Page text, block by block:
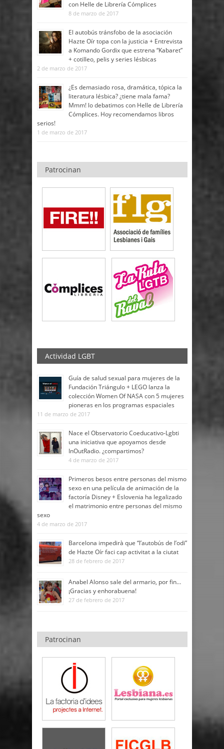
con Helle de Librería Cómplices
8 de marzo de 2017
El autobús tránsfobo de la asociación
Hazte Oír topa con la justicia + Entrevista
a Komando Gordix que estrena “Kabaret”
+ cotilleo, pelis y series lésbicas
2 de marzo de 2017
¿Es demasiado rosa, dramática, tópica la
literatura lésbica? ¿tiene mala fama?
Mmm! lo debatimos con Helle de Librería
Cómplices. Hoy recomendamos libros
serios!
1 de marzo de 2017
Patrocinan
Actividad LGBT
Guía de salud sexual para mujeres de la
Fundación Triángulo + LEGO lanza la
colección Women Of NASA con 5 mujeres
pioneras en los programas espaciales
11 de marzo de 2017
Nace el Observatorio Coeducativo-Lgbti
una iniciativa que apoyamos desde
InOutRadio. ¿compartimos?
4 de marzo de 2017
Primeros besos entre personas del mismo
sexo en una película de animación de la
factoría Disney + Eslovenia ha legalizado
el matrimonio entre personas del mismo
sexo
4 de marzo de 2017
Barcelona impedirà que “l’autobús de l’odi”
de Hazte Oír faci cap activitat a la ciutat
28 de febrero de 2017
Anabel Alonso sale del armario, por fin…
¡Gracias y enhorabuena!
27 de febrero de 2017
Patrocinan